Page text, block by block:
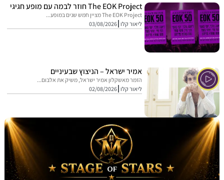
The EOK Project חוזר לבמה עם מופע חגיגי
The EOK Project מציין חמש שנים במופע...
ליאור קלו 03/08/2026
אמיר ישראל – הניצוץ שבעיניים
הזמר מאשקלון אמיר ישראל, משיק את אלבום...
ליאור קלו 02/08/2026